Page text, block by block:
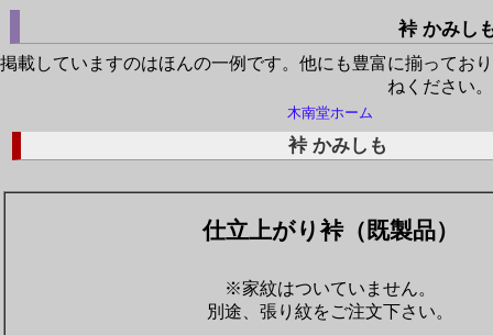
裃 かみし
掲載していますのはほんの一例です。他にも豊富に揃ってお
ねください。
木南堂ホーム
裃 かみしも
仕立上がり裃（既製品）
※家紋はついていません。
別途、張り紋をご注文下さい。